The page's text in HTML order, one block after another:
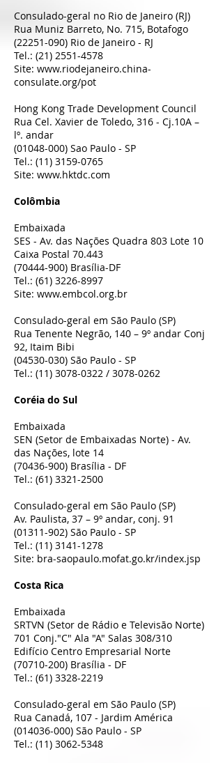
Consulado-geral no Rio de Janeiro (RJ)
Rua Muniz Barreto, No. 715, Botafogo
(22251-090) Rio de Janeiro - RJ
Tel.: (21) 2551-4578
Site: www.riodejaneiro.china-
consulate.org/pot
Hong Kong Trade Development Council
Rua Cel. Xavier de Toledo, 316 - Cj.10A –
lº. andar
(01048-000) Sao Paulo - SP
Tel.: (11) 3159-0765
Site: www.hktdc.com
Colômbia
Embaixada
SES - Av. das Nações Quadra 803 Lote 10
Caixa Postal 70.443
(70444-900) Brasília-DF
Tel.: (61) 3226-8997
Site: www.embcol.org.br
Consulado-geral em São Paulo (SP)
Rua Tenente Negrão, 140 – 9º andar Conj
92, Itaim Bibi
(04530-030) São Paulo - SP
Tel.: (11) 3078-0322 / 3078-0262
Coréia do Sul
Embaixada
SEN (Setor de Embaixadas Norte) - Av.
das Nações, lote 14
(70436-900) Brasília - DF
Tel.: (61) 3321-2500
Consulado-geral em São Paulo (SP)
Av. Paulista, 37 – 9º andar, conj. 91
(01311-902) São Paulo - SP
Tel.: (11) 3141-1278
Site: bra-saopaulo.mofat.go.kr/index.jsp
Costa Rica
Embaixada
SRTVN (Setor de Rádio e Televisão Norte)
701 Conj."C" Ala "A" Salas 308/310
Edifício Centro Empresarial Norte
(70710-200) Brasília - DF
Tel.: (61) 3328-2219
Consulado-geral em São Paulo (SP)
Rua Canadá, 107 - Jardim América
(014036-000) São Paulo - SP
Tel.: (11) 3062-5348